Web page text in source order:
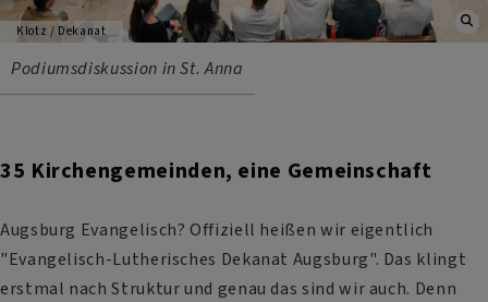
Klotz / Dekanat
Podiumsdiskussion in St. Anna
35 Kirchengemeinden, eine Gemeinschaft
Augsburg Evangelisch? Offiziell heißen wir eigentlich
"Evangelisch-Lutherisches Dekanat Augsburg". Das klingt
erstmal nach Struktur und genau das sind wir auch. Denn